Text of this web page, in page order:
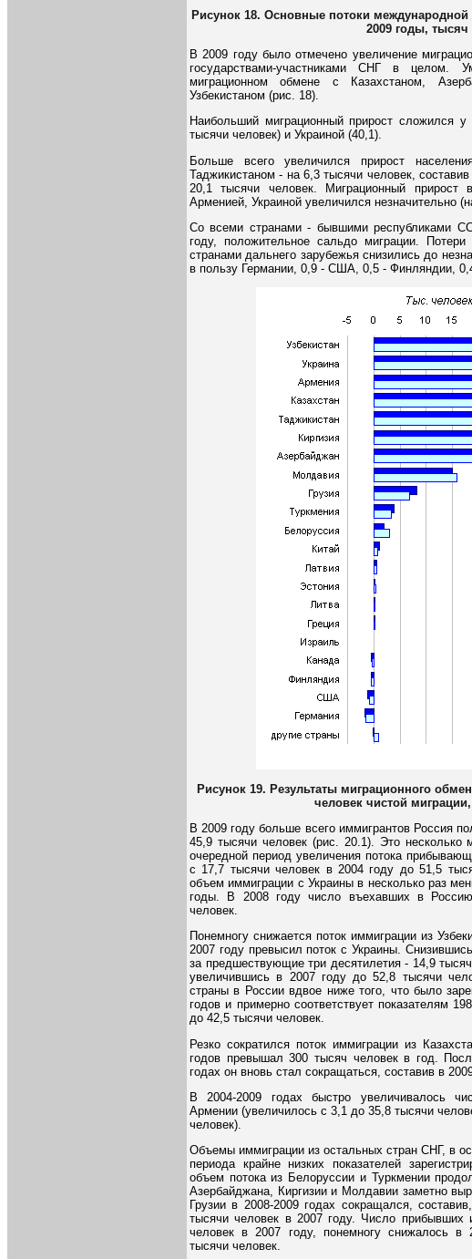
Рисунок 18. Основные потоки
2009 годы, тысяч
В 2009 году было отмечено увеличение
государствами-участниками СНГ в целом.
миграционном обмене с Казахстаном,
Узбекистаном (рис. 18).
Наибольший миграционный прирост сложился
тысячи человек) и Украиной (40,1).
Больше всего увеличился прирост
Таджикистаном - на 6,3 тысячи человек,
20,1 тысячи человек. Миграционный
Арменией, Украиной увеличился незначительно
Со всеми странами - бывшими республиками
году, положительное сальдо миграции.
странами дальнего зарубежья снизились до
в пользу Германии, 0,9 - США, 0,5 - Финляндии,
Рисунок 19. Результаты миграционного
человек чистой
В 2009 году больше всего иммигрантов Россия
45,9 тысячи человек (рис. 20.1). Это
очередной период увеличения потока
с 17,7 тысячи человек в 2004 году до 51,5
объем иммиграции с Украины в несколько раз
годы. В 2008 году число въехавших в
человек.
Понемногу снижается поток иммиграции из
2007 году превысил поток с Украины.
за предшествующие три десятилетия - 14,9
увеличившись в 2007 году до 52,8 тысячи
страны в России вдвое ниже того, что было
годов и примерно соответствует показателям
до 42,5 тысячи человек.
Резко сократился поток иммиграции из
годов превышал 300 тысяч человек в год.
годах он вновь стал сокращаться, составив в
В 2004-2009 годах быстро увеличивалось
Армении (увеличилось с 3,1 до 35,8 тысячи
человек).
Объемы иммиграции из остальных стран СНГ, в
периода крайне низких показателей
объем потока из Белоруссии и Туркмении
Азербайджана, Киргизии и Молдавии заметно
Грузии в 2008-2009 годах сокращался,
тысячи человек в 2007 году. Число прибывших
человек в 2007 году, понемногу снижалось в
тысячи человек.